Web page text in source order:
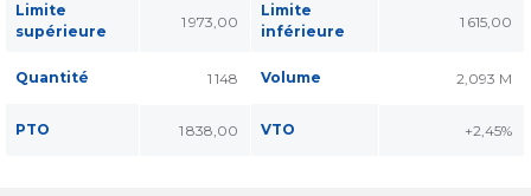
Limite
supérieure
1 973,00
Limite
inférieure
1 615,00
Quantité 1 148 Volume 2,093 M
PTO 1 838,00 VTO +2,45%